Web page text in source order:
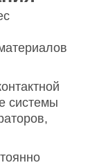
системы